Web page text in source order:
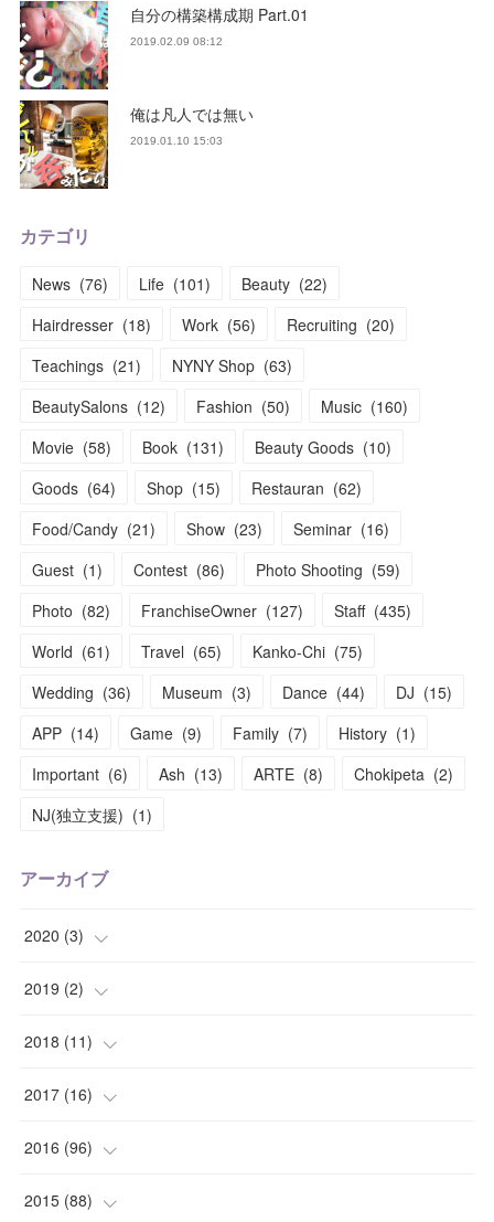
自分の構築構成期 Part.01
2019.02.09 08:12
俺は凡人では無い
2019.01.10 15:03
カテゴリ
News (76) Life (101) Beauty (22)
Hairdresser (18) Work (56) Recruiting (20)
Teachings (21) NYNY Shop (63)
BeautySalons (12) Fashion (50) Music (160)
Movie (58) Book (131) Beauty Goods (10)
Goods (64) Shop (15) Restauran (62)
Food/Candy (21) Show (23) Seminar (16)
Guest (1) Contest (86) Photo Shooting (59)
Photo (82) FranchiseOwner (127) Staff (435)
World (61) Travel (65) Kanko-Chi (75)
Wedding (36) Museum (3) Dance (44) DJ (15)
APP (14) Game (9) Family (7) History (1)
Important (6) Ash (13) ARTE (8) Chokipeta (2)
NJ(独立支援) (1)
アーカイブ
2020 (3)
(1
( 1)
(1)
2019 (2)
( 1)
(1)
2018 (11)
(2)
(1)
(1)
2017 (16)
(1)
(2)
2016 (96)
(2)
2015 (88)